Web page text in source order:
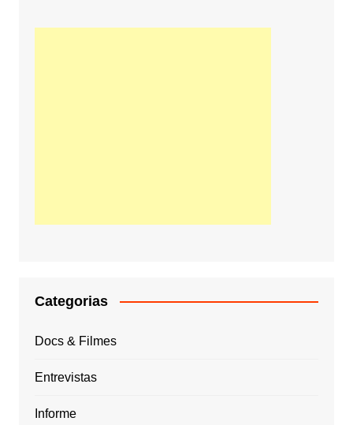
Categorias
Docs & Filmes
Entrevistas
Informe